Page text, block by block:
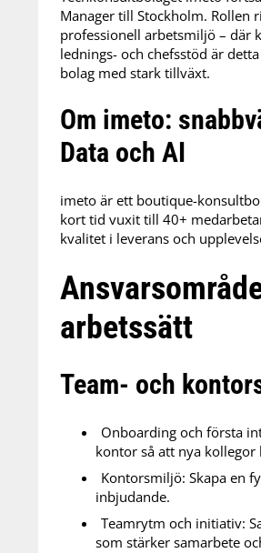
Manager till Stockholm. Rollen
professionell arbetsmiljö – där
lednings- och chefsstöd är
bolag med stark tillväxt.
Om imeto:
Data och AI
imeto är ett boutique-
kort tid vuxit till 40+
kvalitet i leverans och
arbetssätt
Team- och
Onboarding och första
kontor så att nya
Kontorsmiljö: Skapa en
inbjudande.
Teamrytm och initiativ:
som stärker samarbete